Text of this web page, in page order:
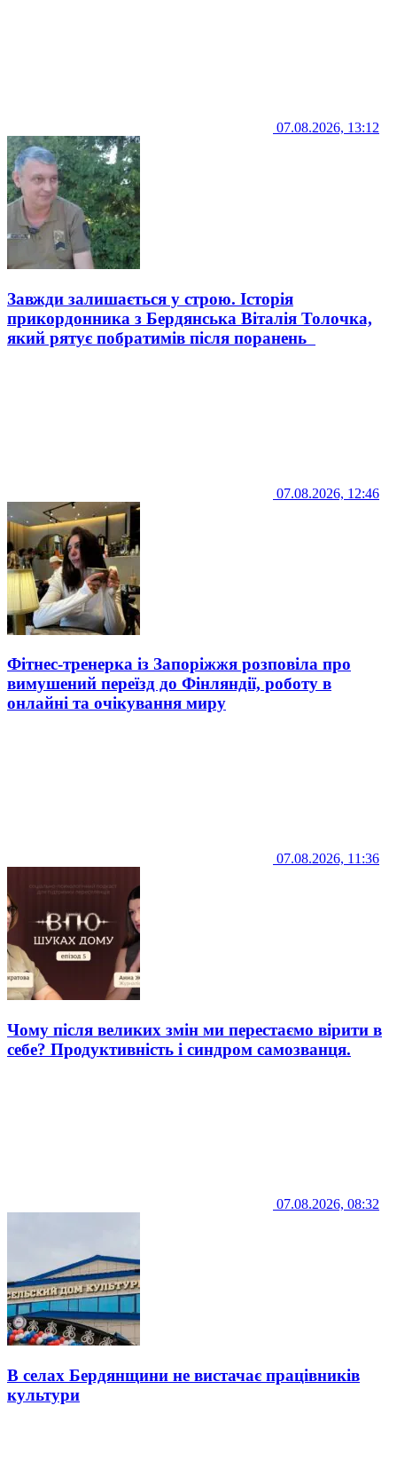
07.08.2026, 13:12
Завжди залишається у строю. Історія
прикордонника з Бердянська Віталія Толочка,
який рятує побратимів після поранень
07.08.2026, 12:46
Фітнес-тренерка із Запоріжжя розповіла про
вимушений переїзд до Фінляндії, роботу в
онлайні та очікування миру
07.08.2026, 11:36
Чому після великих змін ми перестаємо вірити в
себе? Продуктивність і синдром самозванця.
07.08.2026, 08:32
В селах Бердянщини не вистачає працівників
культури